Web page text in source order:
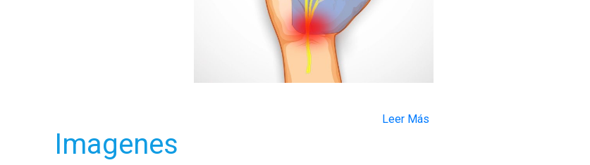
Leer Más
Imagenes